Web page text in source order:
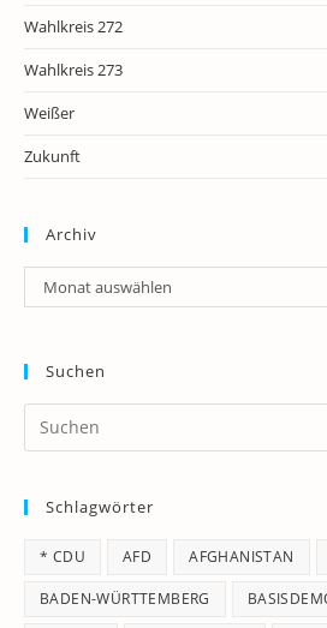
Wahlkreis 272
Wahlkreis 273
Weißer
Zukunft
Archiv
Archiv
Monat auswählen
Suchen
Schlagwörter
* CDU AFD AFGHANISTAN
BADEN-WÜRTTEMBERG